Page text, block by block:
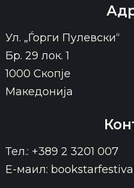
Ул. „Ѓорги Пулевски“
Бр. 29 лок. 1
1000 Скопје
Македонија
Тел.: +389 2 3201 007
Е-маил: